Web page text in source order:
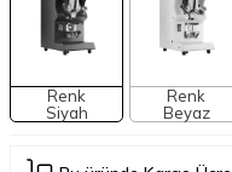
Renk
Siyah
Renk
Beyaz